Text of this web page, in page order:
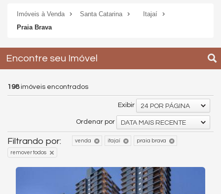
Imóveis à Venda Santa Catarina
Itajaí
Praia Brava
Encontre seu Imóvel
198imóveis encontrados
Exibir 24 POR PÁGINA
Ordenar por DATA MAIS RECENTE
Filtrando por: venda itajaí praia brava
remover todos